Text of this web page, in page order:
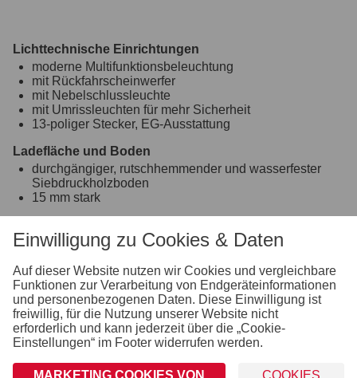
Lichttechnische Einrichtungen
moderne Multifunktionsbeleuchtung
mit Rückfahrscheinwerfer
mit Nebelschlussleuchte
mit Umrissleuchten für mehr Sicherheit
13-poliger Stecker, EG-Ausstattung
Ladefläche und Boden
durchgängiger, rutschhemmender und wasserfester
Siebdruckholzboden
15 mm stark
8 versenkte Verzurrbügel, auf der Ladefläche im
Einhängemöglichkeiten für Planen und Netze
bereits im ALU-Profil integrierte Schiene zum
Einhängen von Planenhaken
Räder und Achsen
wartungsfreie Kompaktradlager
Einwilligung zu Cookies & Daten
Auf dieser Website nutzen wir Cookies und vergleichbare
Funktionen zur Verarbeitung von Endgeräteinformationen
und personenbezogenen Daten. Diese Einwilligung ist
freiwillig, für die Nutzung unserer Website nicht
erforderlich und kann jederzeit über die „Cookie-
Einstellungen“ im Footer widerrufen werden.
MARKETING COOKIES VON
COOKIES